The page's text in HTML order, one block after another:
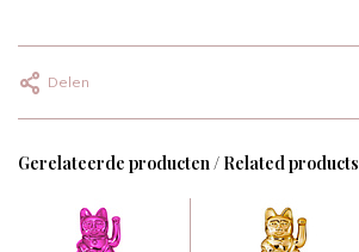
Delen
Gerelateerde producten / Related products